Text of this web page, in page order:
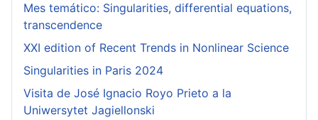
Mes temático: Singularities, differential equations,
transcendence
XXI edition of Recent Trends in Nonlinear Science
Singularities in Paris 2024
Visita de José Ignacio Royo Prieto a la
Uniwersytet Jagiellonski